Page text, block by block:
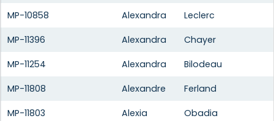
MP-10858
Alexandra
Leclerc
MP-11396
Alexandra
Chayer
MP-11254
Alexandra
Bilodeau
MP-11808
Alexandre
Ferland
MP-11803
Alexia
Obadia